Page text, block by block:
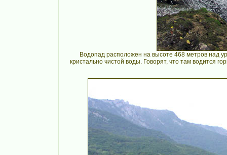
Водопад расположен на высоте 468 метров над
кристально чистой воды. Говорят, что там водится